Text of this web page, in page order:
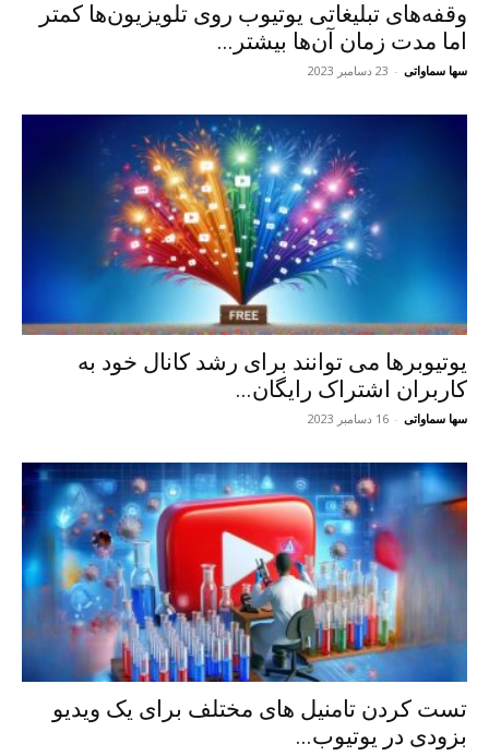
وقفه‌های تبلیغاتی یوتیوب روی تلویزیون‌ها کمتر
اما مدت زمان آن‌ها بیشتر...
سها سماواتی - 23 دسامبر 2023
یوتیوبرها می توانند برای رشد کانال خود به
کاربران اشتراک رایگان...
سها سماواتی - 16 دسامبر 2023
تست کردن تامنیل های مختلف برای یک ویدیو
بزودی در یوتیوب...